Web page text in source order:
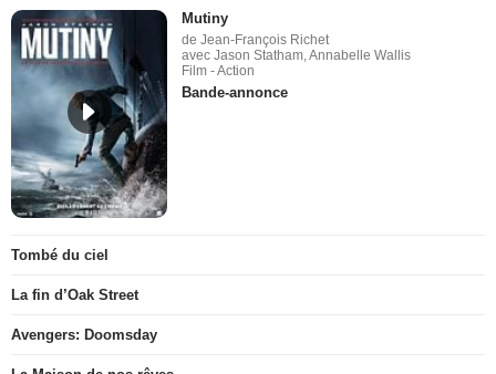
Mutiny
de Jean-François Richet
avec Jason Statham, Annabelle Wallis
Film - Action
Bande-annonce
Tombé du ciel
La fin d’Oak Street
Avengers: Doomsday